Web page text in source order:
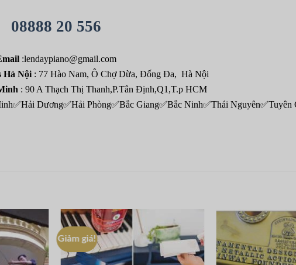
08888 20 556
:lendaypiano@gmail.com
Hà Nội: 77 Hào Nam, Ô Chợ Dừa, Đống Đa, Hà Nội
: 90 A Thạch Thị Thanh,P.Tân Định,Q1,T.p HCM
Dương✅Hải Phòng✅Bắc Giang✅Bắc Ninh✅Thái
Giảm giá!